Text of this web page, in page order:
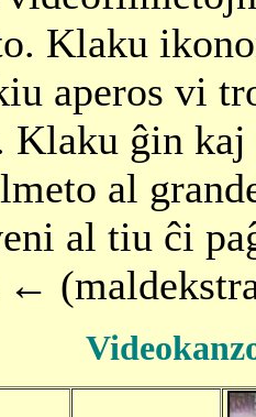
Klaku
aperos vi
Klaku ĝin
al
al tiu ĉi
←